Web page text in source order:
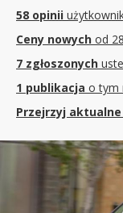
58 opinii
Ceny nowych od
7 zgłoszonych
1 publikacja o tym
Przejrzyj